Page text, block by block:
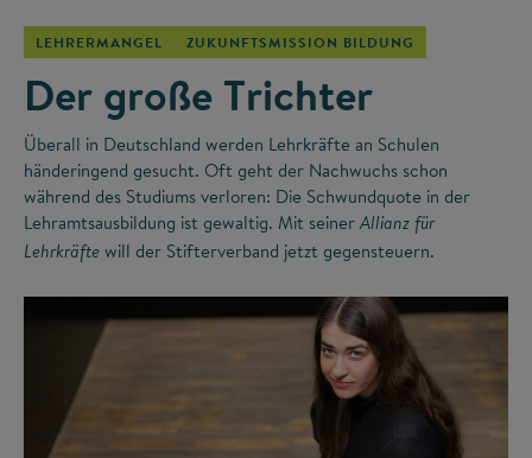
LEHRERMANGEL ZUKUNFTSMISSION BILDUNG
Der große Trichter
Überall in Deutschland werden Lehrkräfte an Schulen
händeringend gesucht. Oft geht der Nachwuchs schon
während des Studiums verloren: Die Schwundquote in der
Lehramtsausbildung ist gewaltig. Mit seiner Allianz für
Lehrkräfte will der Stifterverband jetzt gegensteuern.